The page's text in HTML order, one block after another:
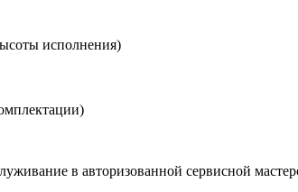
исполнения)
в авторизованной сервисной